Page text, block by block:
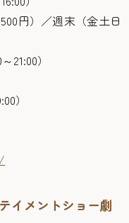
円）／週末（金土日
21:00）
）
イメントショー劇